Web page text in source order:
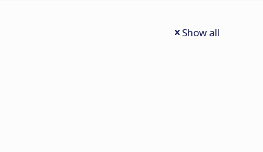
Show all